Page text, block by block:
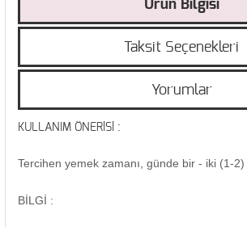
Ürün Bilgisi
Taksit Seçenekleri
Yorumlar
KULLANIM ÖNERİSİ :
Tercihen yemek zamanı, günde bir - iki (1-
BİLGİ :